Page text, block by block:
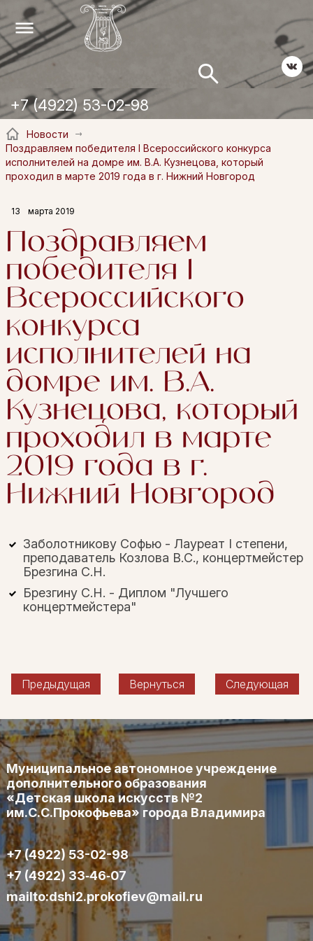
+7 (4922) 53-02-98
Новости
Поздравляем победителя I Всероссийского конкурса
исполнителей на домре им. В.А. Кузнецова, который
проходил в марте 2019 года в г. Нижний Новгород
13 марта 2019
Поздравляем
победителя I
Всероссийского
конкурса
исполнителей на
домре им. В.А.
Кузнецова, который
проходил в марте
2019 года в г.
Нижний Новгород
Заболотникову Софью - Лауреат I степени,
преподаватель Козлова В.С., концертмейстер
Брезгина С.Н.
Брезгину С.Н. - Диплом "Лучшего
концертмейстера"
Предыдущая Вернуться Следующая
Муниципальное автономное учреждение
дополнительного образования
«Детская школа искусств №2
им.С.С.Прокофьева» города Владимира
+7 (4922) 53-02-98
+7 (4922) 33‑46‑07
mailto:dshi2.prokofiev@mail.ru